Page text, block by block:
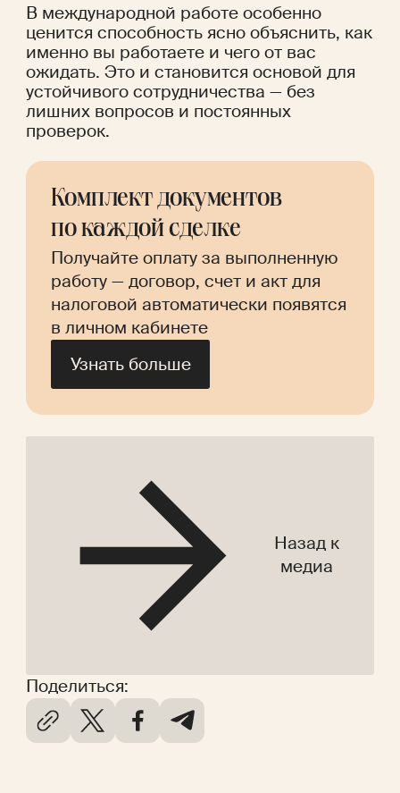
Поделиться:
В международной работе особенно
ценится способность ясно объяснить, как
именно вы работаете и чего от вас
ожидать. Это и становится основой для
устойчивого сотрудничества — без
лишних вопросов и постоянных
проверок.
Комплект документов
по каждой сделке
Получайте оплату за выполненную
работу — договор, счет и акт для
налоговой автоматически появятся
в личном кабинете
Узнать больше
Назад к
медиа